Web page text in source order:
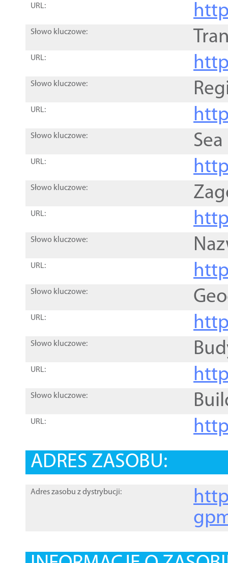
URL:
Słowo kluczowe:
URL:
Słowo kluczowe:
URL:
Słowo kluczowe:
URL:
Słowo kluczowe:
URL:
Słowo kluczowe:
URL:
Słowo kluczowe:
URL:
Słowo kluczowe:
URL:
Słowo kluczowe:
URL:
ADRES ZASOBU:
Adres zasobu z dystrybucji: